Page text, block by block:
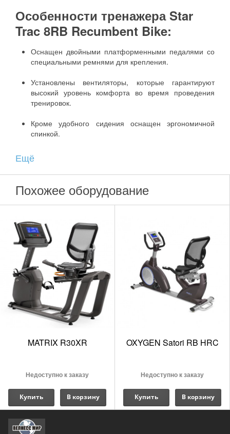
Особенности тренажера Star
Trac 8RB Recumbent Bike:
Оснащен двойными платформенными педалями со
специальными ремнями для крепления.
Установлены вентиляторы, которые гарантируют
высокий уровень комфорта во время проведения
тренировок.
Кроме удобного сидения оснащен эргономичной
спинкой.
Легкое обслуживание обеспечивается за счет
модернизированного дизайна кожуха. Принять
расслабленное положение во время тренировки
можно будет за счет установленных подлокотников.
Установлены педали, отличающиеся отличной
переходником.
Рассчитан на проведение тренировки
пользователями, вес которых достигает 159 кг.
С помощью выдвижных рукояток можно
контролировать ЧСС .
Конструкция рамы горизонтального велотренажера
8RB Recumbent Bike бренда Star Trac выполнена из
легкого алюминия и обеспечивает максимальную
защиту от возникновения коррозии.
Ещё
Похожее оборудование
MATRIX R30XR
Недоступно к заказу
Купить В корзину
OXYGEN Satori RB HRC
Недоступно к заказу
Купить В корзину